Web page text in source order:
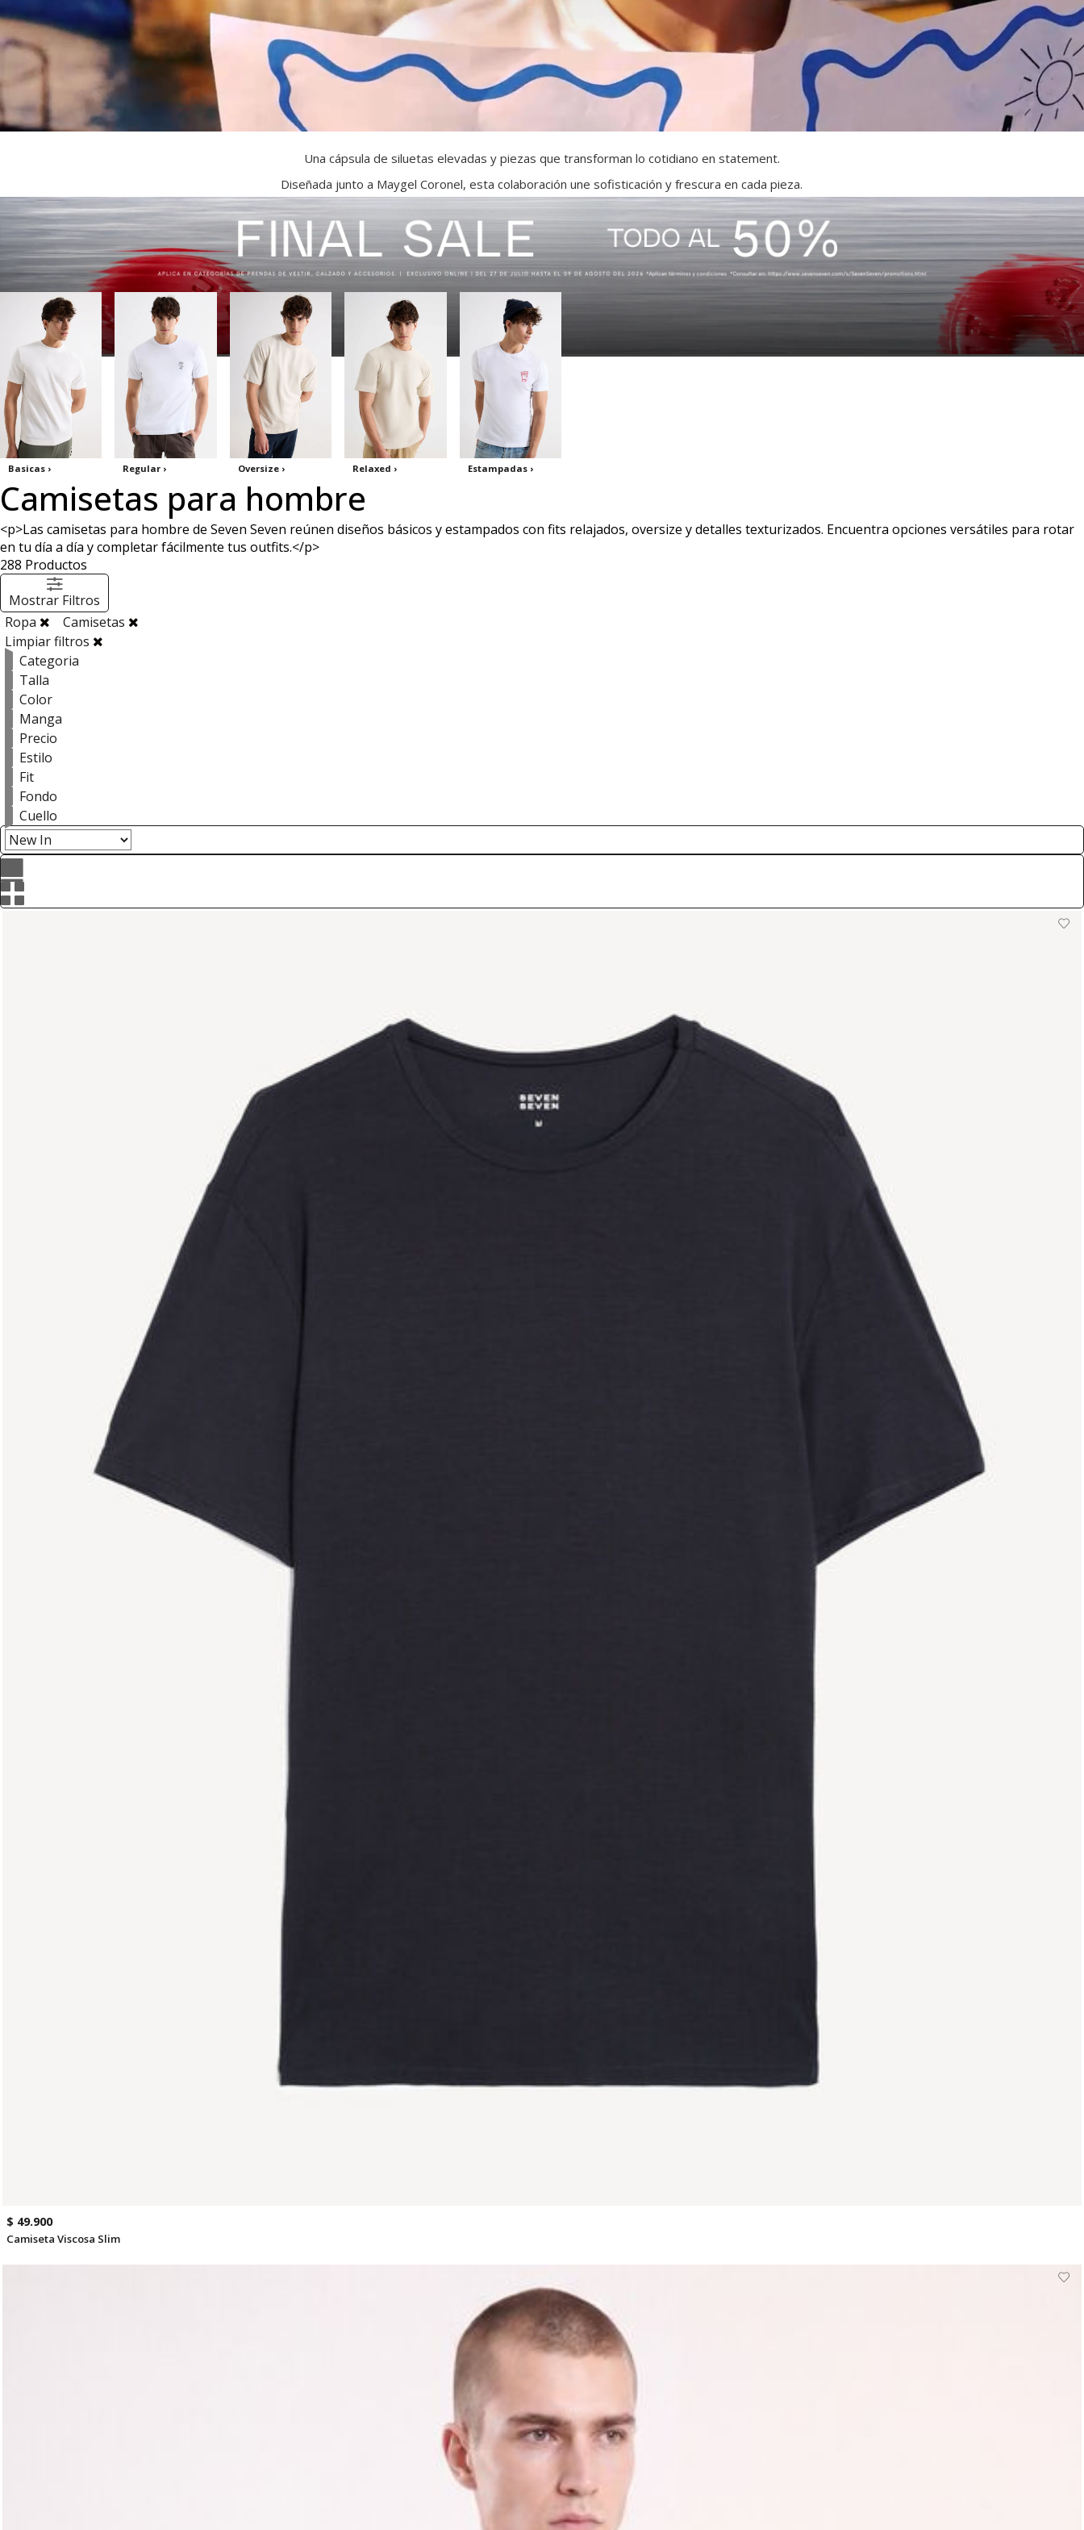
Una cápsula de siluetas elevadas y piezas que transforman lo cotidiano en statement.
Diseñada junto a Maygel Coronel, esta colaboración une sofisticación y frescura en cada pieza.
Basicas › Regular › Oversize › Relaxed › Estampadas ›
Camisetas para hombre
<p>Las camisetas para hombre de Seven Seven reúnen diseños básicos y estampados con fits relajados, oversize y detalles texturizados. Encuentra opciones versátiles para rotar
en tu día a día y completar fácilmente tus outfits.</p>
288 Productos
Mostrar Filtros
Ropa
Camisetas
Limpiar filtros
Categoria
Talla
Color
Manga
Precio
Estilo
Fit
Fondo
Cuello
$ 49.900
Camiseta Viscosa Slim